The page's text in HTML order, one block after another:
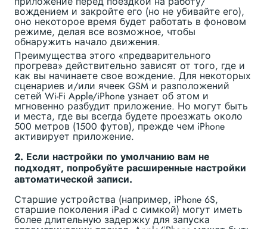
вождением и закройте его (но не убивайте его),
оно некоторое время будет работать в фоновом
режиме, делая все возможное, чтобы
обнаружить начало движения.
Преимущества этого «предварительного
прогрева» действительно зависят от того, где и
как вы начинаете свое вождение. Для некоторых
сценариев и/или ячеек GSM и разположений
сетей Wi-Fi Apple/iPhone узнает об этом и
мгновенно разбудит приложение. Но могут быть
и места, где вы всегда будете проезжать около
500 метров (1500 футов), прежде чем iPhone
активирует приложение.
2. Если настройки по умолчанию вам не
подходят, попробуйте расширенные настройки
автоматической записи.
Старшие устройства (например, iPhone 6S,
старшие поколения iPad с симкой) могут иметь
более длительную задержку для запуска